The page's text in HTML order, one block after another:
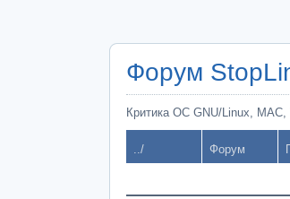
Форум
Критика ОС GNU/Linux,
../ Форум